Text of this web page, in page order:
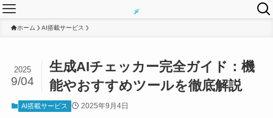
ホーム AI搭載サービス
生成AIチェッカー完全ガイド：機
能やおすすめツールを徹底解説
2025
9/04
AI搭載サービス 2025年9月4日